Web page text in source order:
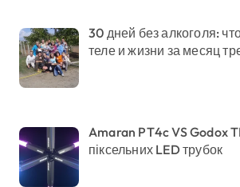
30 дней без алкоголя:
теле и жизни за месяц
Amaran PT4c VS Godox
піксельних LED трубок